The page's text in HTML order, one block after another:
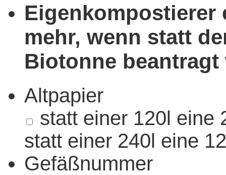
Eigenkompostierer
mehr, wenn statt
Biotonne beantragt
Altpapier
statt einer 120l eine
statt einer 240l eine
Gefäßnummer